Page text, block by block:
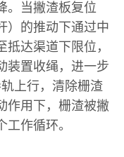
。当撇渣板复位
）的推动下通过中
达渠道下限位，
装置收绳，进一步
上行，清除栅渣
作用下，栅渣被撇
作循环。